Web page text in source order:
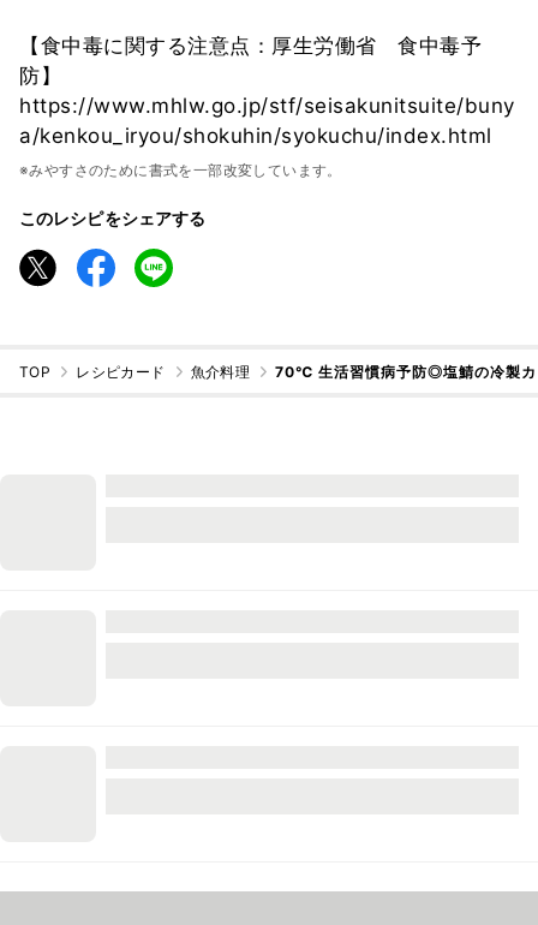
【食中毒に関する注意点：厚生労働省 食中毒予
防】
https://www.mhlw.go.jp/stf/seisakunitsuite/buny
a/kenkou_iryou/shokuhin/syokuchu/index.html
※みやすさのために書式を一部改変しています。
このレシピをシェアする
TOP レシピカード 魚介料理 70℃ 生活習慣病予防◎塩鯖の冷製カ